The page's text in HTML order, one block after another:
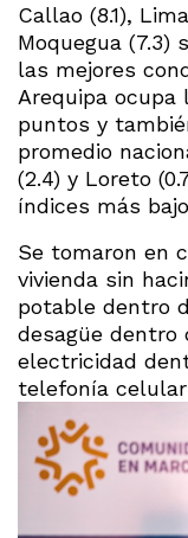
Callao (8.1),
Moquegua (7.3)
las mejores
Arequipa ocupa
puntos y
promedio
(2.4) y Loreto
índices más
Se tomaron en
vivienda sin
potable dentro
desagüe dentro
electricidad
telefonía